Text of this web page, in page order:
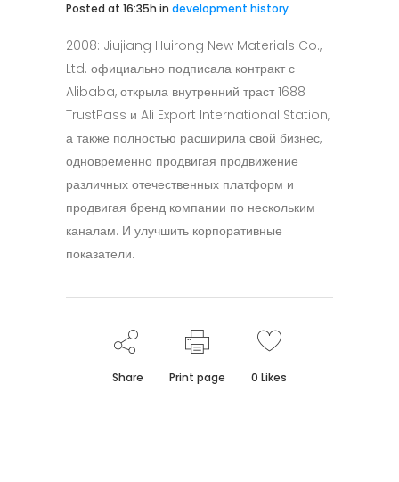
Posted at 16:35h in development history
2008: Jiujiang Huirong New Materials Co.,
Ltd. официально подписала контракт с
Alibaba, открыла внутренний траст 1688
TrustPass и Ali Export International Station,
а также полностью расширила свой бизнес,
одновременно продвигая продвижение
различных отечественных платформ и
продвигая бренд компании по нескольким
каналам. И улучшить корпоративные
показатели.
Share Print page 0 Likes